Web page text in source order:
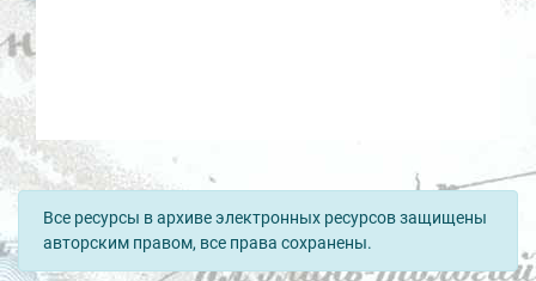
Все ресурсы в архиве электронных ресурсов защищены
авторским правом, все права сохранены.